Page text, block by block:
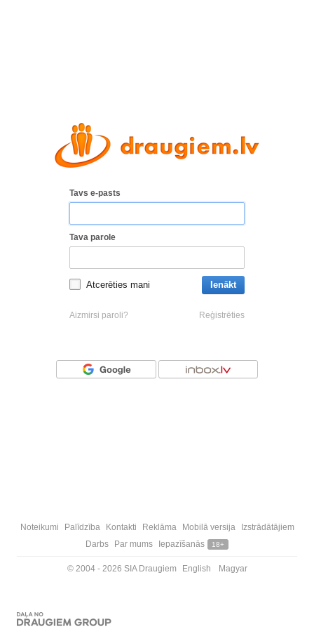
Tavs e-pasts
Tava parole
Atcerēties mani Ienākt
Aizmirsi paroli? Reģistrēties
Noteikumi Palīdzība Kontakti Reklāma Mobilā versija
Izstrādātājiem
Darbs
Par mums Iepazīšanās 18+
© 2004 - 2026 SIA Draugiem English Magyar